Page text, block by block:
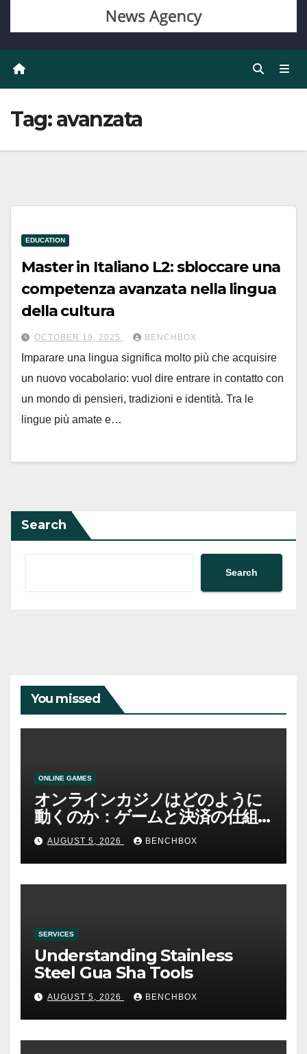
Tag:avanzata
EDUCATION
Master in Italiano L2: sbloccare una
competenza avanzata nella lingua
della cultura
OCTOBER 19, 2025 BENCHBOX
Imparare una lingua significa molto più che acquisire
un nuovo vocabolario: vuol dire entrare in contatto con
un mondo di pensieri, tradizioni e identità. Tra le
lingue più amate e…
Search
Search
You missed
ONLINE GAMES
オンラインカジノはどのように
動くのか：ゲームと決済の仕組
みAUGUST 5, 2026 BENCHBOX
SERVICES
Understanding Stainless
Steel Gua Sha Tools
AUGUST 5, 2026 BENCHBOX